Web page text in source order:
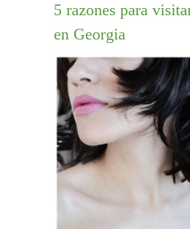
5 razones para
en Georgia